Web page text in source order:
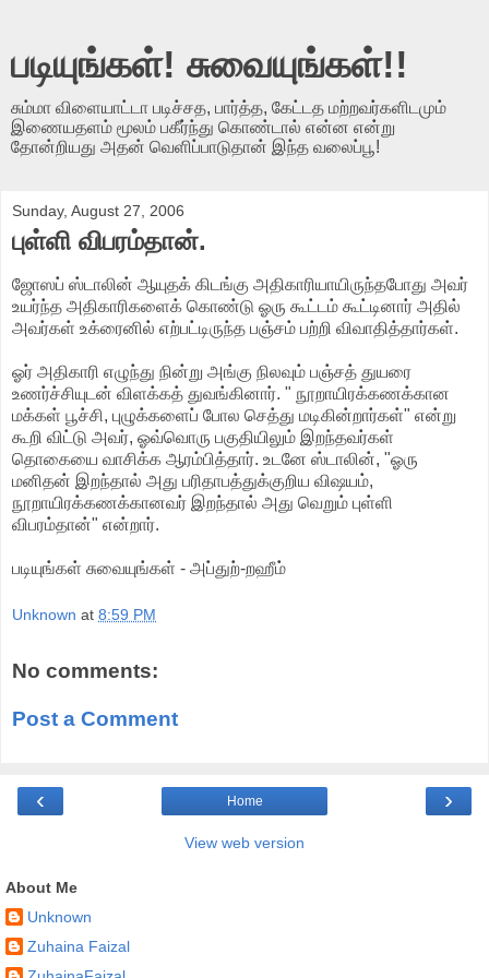
படியுங்கள்! சுவையுங்கள்!!
சும்மா விளையாட்டா படிச்சத, பார்த்த, கேட்டத மற்றவர்களிடமும்
இணையதளம் மூலம் பகீர்ந்து கொண்டால் என்ன என்று
தோன்றியது அதன் வெளிப்பாடுதான் இந்த வலைப்பூ!
Sunday, August 27, 2006
புள்ளி விபரம்தான்.
ஜோஸப் ஸ்டாலின் ஆயுதக் கிடங்கு அதிகாரியாயிருந்தபோது அவர்
உயர்ந்த அதிகாரிகளைக் கொண்டு ஓரு கூட்டம் கூட்டினார் அதில்
அவர்கள் உக்ரைனில் எற்பட்டிருந்த பஞ்சம் பற்றி விவாதித்தார்கள்.
ஓர் அதிகாரி எழுந்து நின்று அங்கு நிலவும் பஞ்சத் துயரை
உணர்ச்சியுடன் விளக்கத் துவங்கினார். " நூறாயிரக்கணக்கான
மக்கள் பூச்சி, புழுக்களைப் போல செத்து மடிகின்றார்கள்" என்று
கூறி விட்டு அவர், ஓவ்வொரு பகுதியிலும் இறந்தவர்கள்
தொகையை வாசிக்க ஆரம்பித்தார். உடனே ஸ்டாலின், "ஓரு
மனிதன் இறந்தால் அது பரிதாபத்துக்குறிய விஷயம்,
நூறாயிரக்கணக்கானவர் இறந்தால் அது வெறும் புள்ளி
விபரம்தான்" என்றார்.
படியுங்கள் சுவையுங்கள் - அப்துற்-றஹீம்
Unknown at 8:59 PM
No comments:
Post a Comment
‹ ›
Home
View web version
About Me
Unknown
Zuhaina Faizal